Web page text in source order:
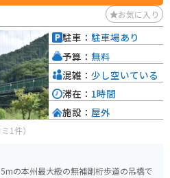
お気に入り
1件）
の本州最大級の無補剛桁歩道の吊橋で
駐車： 駐車場あり
予算： 無料
混雑： 少し空いている
滞在： 1時間
施設： 屋外